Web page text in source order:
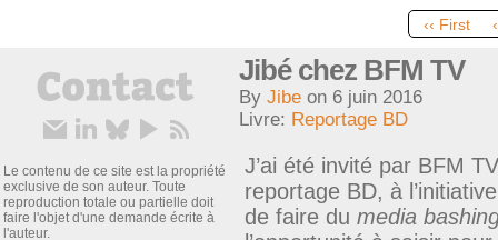
‹‹ First
Le contenu de ce site est la propriété
exclusive de son auteur. Toute
reproduction totale ou partielle doit
faire l'objet d'une demande écrite à
l'auteur.
Jibé chez BFM TV
By Jibe on 6 juin 2016
Livre: Reportage BD
J’ai été invité par BFM
reportage BD, à
de faire du media